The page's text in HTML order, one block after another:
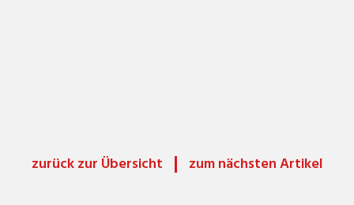
zurück zur Übersicht zum nächsten Artikel